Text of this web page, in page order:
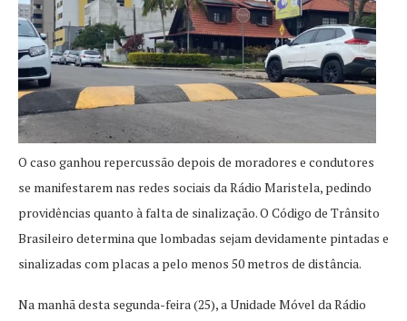
O caso ganhou repercussão depois de moradores e condutores
se manifestarem nas redes sociais da Rádio Maristela, pedindo
providências quanto à falta de sinalização. O Código de Trânsito
Brasileiro determina que lombadas sejam devidamente pintadas e
sinalizadas com placas a pelo menos 50 metros de distância.
Na manhã desta segunda-feira (25), a Unidade Móvel da Rádio